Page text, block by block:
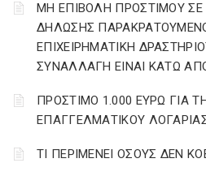
ΜΗ ΕΠΙΒΟΛΗ ΠΡΟΣΤΙΜΟΥ
ΔΗΛΩΣΗΣ
ΕΠΙΧΕΙΡΗΜΑΤΙΚΗ
ΣΥΝΑΛΛΑΓΗ ΕΙΝΑΙ ΚΑΤΩ
ΠΡΟΣΤΙΜΟ 1.000 ΕΥΡΩ ΓΙΑ
ΕΠΑΓΓΕΛΜΑΤΙΚΟΥ
ΤΙ ΠΕΡΙΜΕΝΕΙ ΟΣΟΥΣ ΔΕΝ